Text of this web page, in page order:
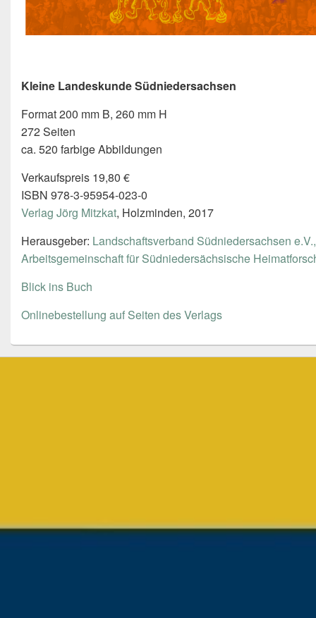
Kleine Landeskunde Südniedersachsen
Format 200 mm B, 260 mm H
272 Seiten
ca. 520 farbige Abbildungen
Verkaufspreis 19,80 €
ISBN 978-3-95954-023-0
Verlag Jörg Mitzkat, Holzminden, 2017
Herausgeber: Landschaftsverband Südniedersachsen e.V.,
Arbeitsgemeinschaft für Südniedersächsische
Blick ins Buch
Onlinebestellung auf Seiten des Verlags